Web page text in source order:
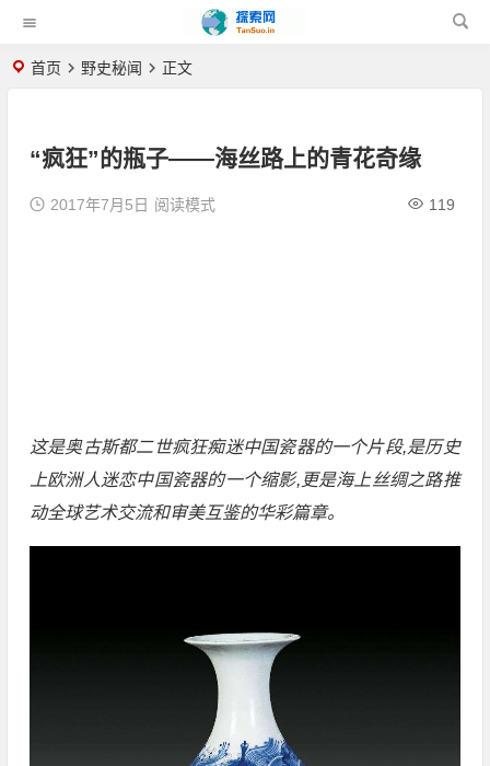
首页 野史秘闻 正文
“疯狂”的瓶子——海丝路上的青花奇缘
2017年7月5日 119
阅读模式
这是奥古斯都二世疯狂痴迷中国瓷器的一个片段,是历史
上欧洲人迷恋中国瓷器的一个缩影,更是海上丝绸之路推
动全球艺术交流和审美互鉴的华彩篇章。